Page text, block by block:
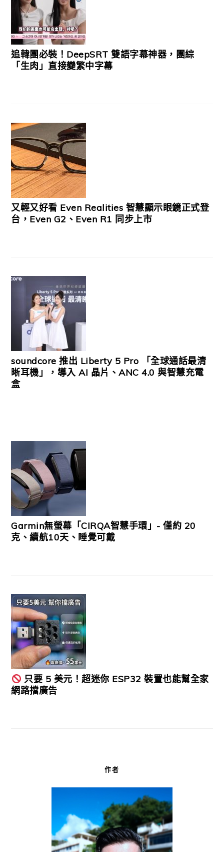
追韓團必裝！DeepSRT 雙語字幕神器，團綜
「生肉」直接變繁中字幕
又輕又好看 Even Realities 智慧顯示眼鏡正式登
台，Even G2、Even R1 同步上市
soundcore 推出 Liberty 5 Pro 「全球通話最清
晰耳機」，導入 AI 晶片、ANC 4.0 與智慧充電
盒
Garmin無螢幕「CIRQA智慧手環」- 僅約 20
克、續航10天、睡覺可戴
只要 5 美元！超迷你 ESP32 裝置也能幫全家
網路擋廣告
作者